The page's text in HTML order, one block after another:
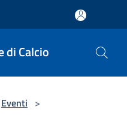
di Calcio
Eventi >